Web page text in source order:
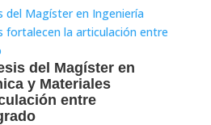
del Magíster en
y Materiales
entre